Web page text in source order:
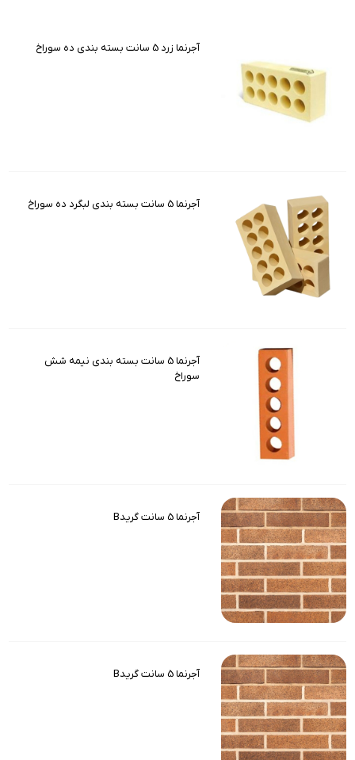
آجرنما زرد 5 سانت بسته بندی ده سوراخ
آجرنما 5 سانت بسته بندی لبگرد ده سوراخ
آجرنما 5 سانت بسته بندی نیمه شش
سوراخ
آجرنما 5 سانت گریدB
آجرنما 5 سانت گریدB